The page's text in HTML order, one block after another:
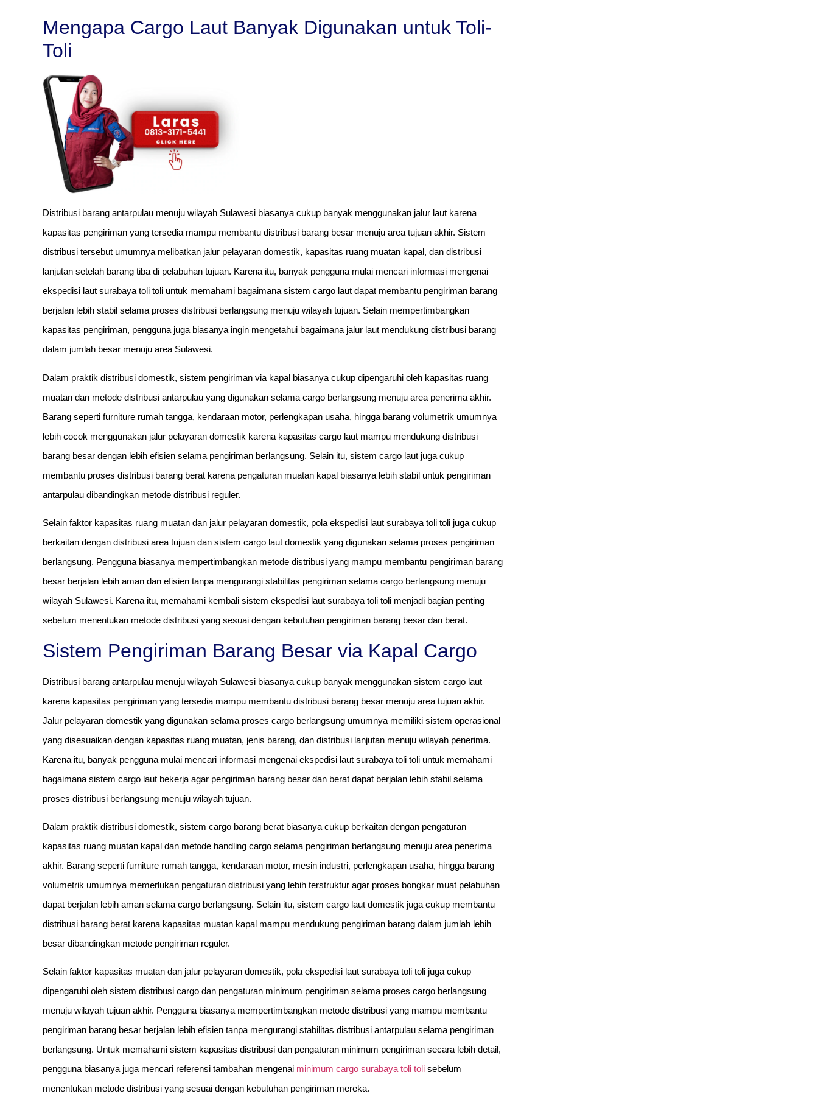
Mengapa Cargo Laut Banyak Digunakan untuk Toli-
Toli
Distribusi barang antarpulau menuju wilayah Sulawesi biasanya cukup banyak menggunakan jalur laut karena
kapasitas pengiriman yang tersedia mampu membantu distribusi barang besar menuju area tujuan akhir. Sistem
distribusi tersebut umumnya melibatkan jalur pelayaran domestik, kapasitas ruang muatan kapal, dan distribusi
lanjutan setelah barang tiba di pelabuhan tujuan. Karena itu, banyak pengguna mulai mencari informasi mengenai
ekspedisi laut surabaya toli toli untuk memahami bagaimana sistem cargo laut dapat membantu pengiriman barang
berjalan lebih stabil selama proses distribusi berlangsung menuju wilayah tujuan. Selain mempertimbangkan
kapasitas pengiriman, pengguna juga biasanya ingin mengetahui bagaimana jalur laut mendukung distribusi barang
dalam jumlah besar menuju area Sulawesi.
Dalam praktik distribusi domestik, sistem pengiriman via kapal biasanya cukup dipengaruhi oleh kapasitas ruang
muatan dan metode distribusi antarpulau yang digunakan selama cargo berlangsung menuju area penerima akhir.
Barang seperti furniture rumah tangga, kendaraan motor, perlengkapan usaha, hingga barang volumetrik umumnya
lebih cocok menggunakan jalur pelayaran domestik karena kapasitas cargo laut mampu mendukung distribusi
barang besar dengan lebih efisien selama pengiriman berlangsung. Selain itu, sistem cargo laut juga cukup
membantu proses distribusi barang berat karena pengaturan muatan kapal biasanya lebih stabil untuk pengiriman
antarpulau dibandingkan metode distribusi reguler.
Selain faktor kapasitas ruang muatan dan jalur pelayaran domestik, pola ekspedisi laut surabaya toli toli juga cukup
berkaitan dengan distribusi area tujuan dan sistem cargo laut domestik yang digunakan selama proses pengiriman
berlangsung. Pengguna biasanya mempertimbangkan metode distribusi yang mampu membantu pengiriman barang
besar berjalan lebih aman dan efisien tanpa mengurangi stabilitas pengiriman selama cargo berlangsung menuju
wilayah Sulawesi. Karena itu, memahami kembali sistem ekspedisi laut surabaya toli toli menjadi bagian penting
sebelum menentukan metode distribusi yang sesuai dengan kebutuhan pengiriman barang besar dan berat.
Sistem Pengiriman Barang Besar via Kapal Cargo
Distribusi barang antarpulau menuju wilayah Sulawesi biasanya cukup banyak menggunakan sistem cargo laut
karena kapasitas pengiriman yang tersedia mampu membantu distribusi barang besar menuju area tujuan akhir.
Jalur pelayaran domestik yang digunakan selama proses cargo berlangsung umumnya memiliki sistem operasional
yang disesuaikan dengan kapasitas ruang muatan, jenis barang, dan distribusi lanjutan menuju wilayah penerima.
Karena itu, banyak pengguna mulai mencari informasi mengenai ekspedisi laut surabaya toli toli untuk memahami
bagaimana sistem cargo laut bekerja agar pengiriman barang besar dan berat dapat berjalan lebih stabil selama
proses distribusi berlangsung menuju wilayah tujuan.
Dalam praktik distribusi domestik, sistem cargo barang berat biasanya cukup berkaitan dengan pengaturan
kapasitas ruang muatan kapal dan metode handling cargo selama pengiriman berlangsung menuju area penerima
akhir. Barang seperti furniture rumah tangga, kendaraan motor, mesin industri, perlengkapan usaha, hingga barang
volumetrik umumnya memerlukan pengaturan distribusi yang lebih terstruktur agar proses bongkar muat pelabuhan
dapat berjalan lebih aman selama cargo berlangsung. Selain itu, sistem cargo laut domestik juga cukup membantu
distribusi barang berat karena kapasitas muatan kapal mampu mendukung pengiriman barang dalam jumlah lebih
besar dibandingkan metode pengiriman reguler.
Selain faktor kapasitas muatan dan jalur pelayaran domestik, pola ekspedisi laut surabaya toli toli juga cukup
dipengaruhi oleh sistem distribusi cargo dan pengaturan minimum pengiriman selama proses cargo berlangsung
menuju wilayah tujuan akhir. Pengguna biasanya mempertimbangkan metode distribusi yang mampu membantu
pengiriman barang besar berjalan lebih efisien tanpa mengurangi stabilitas distribusi antarpulau selama pengiriman
berlangsung. Untuk memahami sistem kapasitas distribusi dan pengaturan minimum pengiriman secara lebih detail,
pengguna biasanya juga mencari referensi tambahan mengenai minimum cargo surabaya toli toli sebelum
menentukan metode distribusi yang sesuai dengan kebutuhan pengiriman mereka.